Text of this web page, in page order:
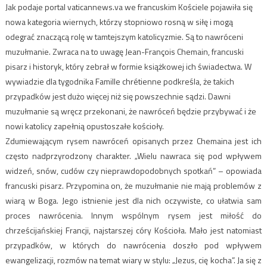
Jak podaje portal vaticannews.va we francuskim Kościele pojawiła się
nowa kategoria wiernych, którzy stopniowo rosną w siłę i mogą
odegrać znaczącą rolę w tamtejszym katolicyzmie. Są to nawróceni
muzułmanie. Zwraca na to uwagę Jean-François Chemain, francuski
pisarz i historyk, który zebrał w formie książkowej ich świadectwa. W
wywiadzie dla tygodnika Famille chrétienne podkreśla, że takich
przypadków jest dużo więcej niż się powszechnie sądzi. Dawni
muzułmanie są wręcz przekonani, że nawróceń będzie przybywać i że
nowi katolicy zapełnią opustoszałe kościoły.
Zdumiewającym rysem nawróceń opisanych przez Chemaina jest ich
często nadprzyrodzony charakter. „Wielu nawraca się pod wpływem
widzeń, snów, cudów czy nieprawdopodobnych spotkań” – opowiada
francuski pisarz. Przypomina on, że muzułmanie nie mają problemów z
wiarą w Boga. Jego istnienie jest dla nich oczywiste, co ułatwia sam
proces nawrócenia. Innym wspólnym rysem jest miłość do
chrześcijańskiej Francji, najstarszej córy Kościoła. Mało jest natomiast
przypadków, w których do nawrócenia doszło pod wpływem
ewangelizacji, rozmów na temat wiary w stylu: „Jezus, cię kocha”. Ja się z